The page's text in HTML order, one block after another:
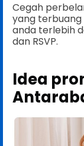
Cegah
yang
anda terlebih
dan RSVP.
Idea